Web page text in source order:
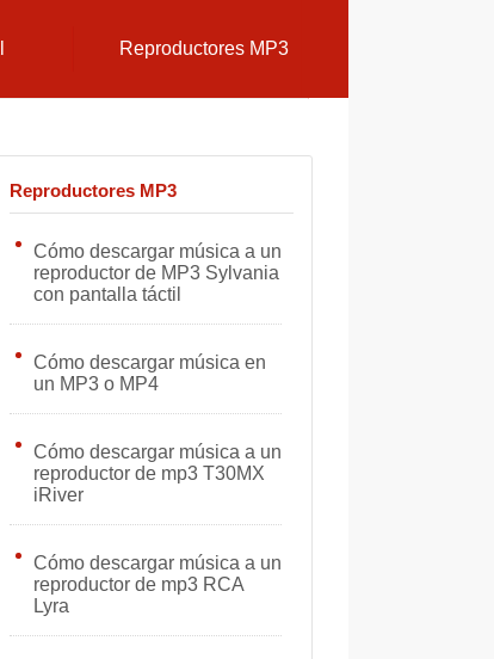
Reproductores MP3
Reproductores MP3
Cómo descargar música a un
reproductor de MP3 Sylvania
con pantalla táctil
Cómo descargar música en
un MP3 o MP4
Cómo descargar música a un
reproductor de mp3 T30MX
iRiver
Cómo descargar música a un
reproductor de mp3 RCA
Lyra